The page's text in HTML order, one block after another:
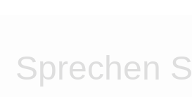
Sprechen